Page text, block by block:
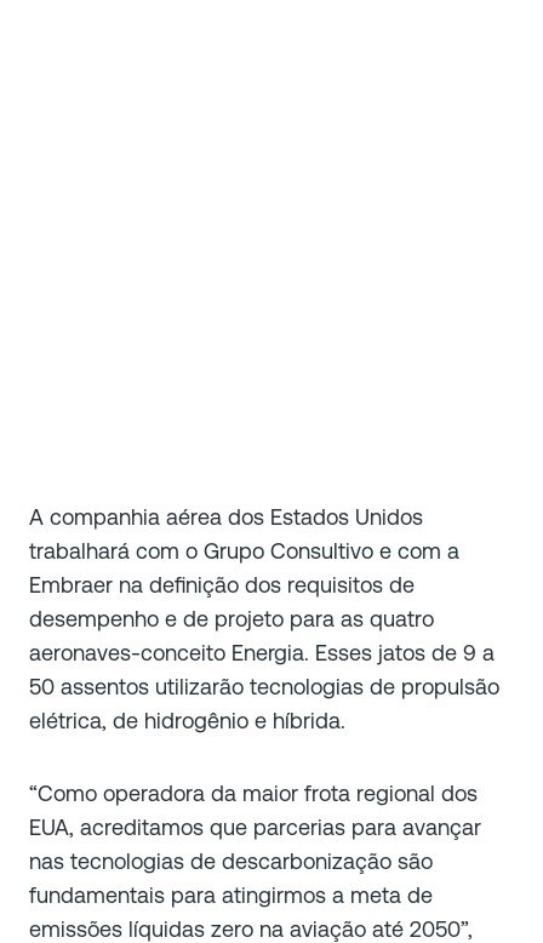
A companhia aérea dos Estados Unidos
trabalhará com o Grupo Consultivo e com a
Embraer na definição dos requisitos de
desempenho e de projeto para as quatro
aeronaves-conceito Energia. Esses jatos de 9 a
50 assentos utilizarão tecnologias de propulsão
elétrica, de hidrogênio e híbrida.
“Como operadora da maior frota regional dos
EUA, acreditamos que parcerias para avançar
nas tecnologias de descarbonização são
fundamentais para atingirmos a meta de
emissões líquidas zero na aviação até 2050”,